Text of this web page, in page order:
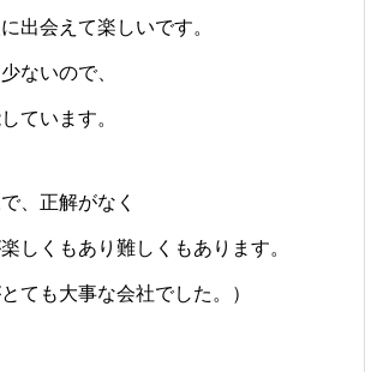
出会えて楽しいです。
ないので、
ています。
、正解がなく
しくもあり難しくもあります。
ても大事な会社でした。）